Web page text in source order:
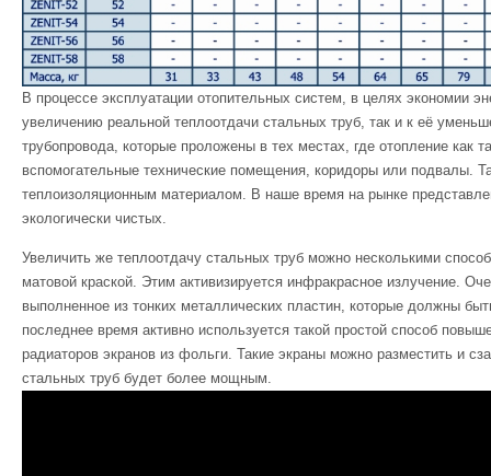
В процессе эксплуатации отопительных систем, в целях экономии
увеличению реальной теплоотдачи стальных труб, так и к её
трубопровода, которые проложены в тех местах, где отопление как
вспомогательные технические помещения, коридоры или подвалы.
теплоизоляционным материалом. В наше время на рынке
экологически чистых.
Увеличить же теплоотдачу стальных труб можно несколькими
матовой краской. Этим активизируется инфракрасное излучение.
выполненное из тонких металлических пластин, которые должны
последнее время активно используется такой простой способ
радиаторов экранов из фольги. Такие экраны можно разместить и
стальных труб будет более мощным.